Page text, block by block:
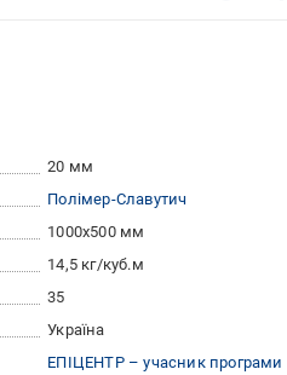
20 мм
Полімер-Славутич
1000x500 мм
14,5 кг/куб.м
35
Україна
ЕПІЦЕНТР – учасник програми